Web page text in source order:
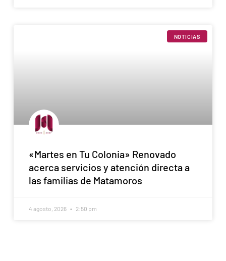
NOTICIAS
«Martes en Tu Colonia» Renovado
acerca servicios y atención directa a
las familias de Matamoros
4 agosto, 2026 2:50 pm